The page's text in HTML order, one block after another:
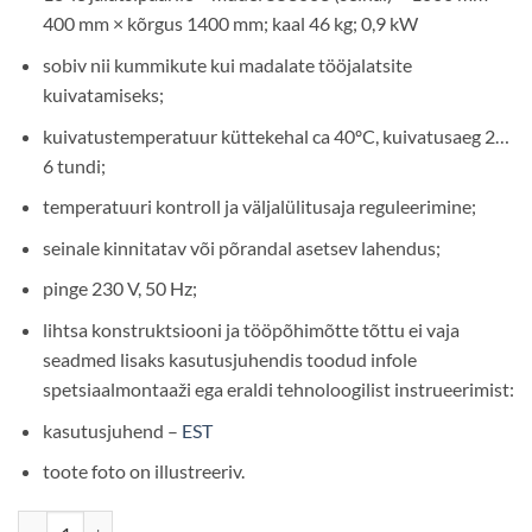
400 mm × kõrgus 1400 mm; kaal 46 kg; 0,9 kW
sobiv nii kummikute kui madalate tööjalatsite
kuivatamiseks;
kuivatustemperatuur küttekehal ca 40ºC, kuivatusaeg 2…
6 tundi;
temperatuuri kontroll ja väljalülitusaja reguleerimine;
seinale kinnitatav või põrandal asetsev lahendus;
pinge 230 V, 50 Hz;
lihtsa konstruktsiooni ja tööpõhimõtte tõttu ei vaja
seadmed lisaks kasutusjuhendis toodud infole
spetsiaalmontaaži ega eraldi tehnoloogilist instrueerimist:
kasutusjuhend – EST
toote foto on illustreeriv.